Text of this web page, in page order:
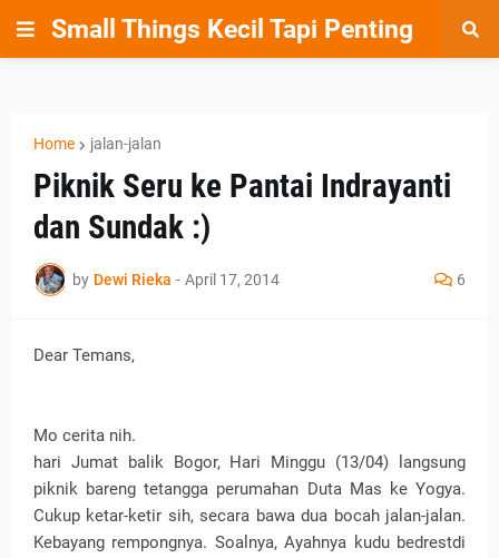
Small Things Kecil Tapi Penting
Home jalan-jalan
Piknik Seru ke Pantai Indrayanti
dan Sundak :)
by Dewi Rieka - April 17, 2014 6
Dear Temans,
Mo cerita nih.
hari Jumat balik Bogor, Hari Minggu (13/04) langsung
piknik bareng tetangga perumahan Duta Mas ke Yogya.
Cukup ketar-ketir sih, secara bawa dua bocah jalan-jalan.
Kebayang rempongnya. Soalnya, Ayahnya kudu bedrestdi